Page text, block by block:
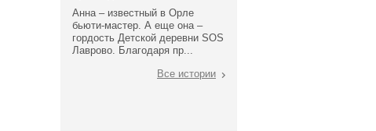
Анна – известный в Орле
бьюти-мастер. А еще она –
гордость Детской деревни SOS
Лаврово. Благодаря пр...
Все истории